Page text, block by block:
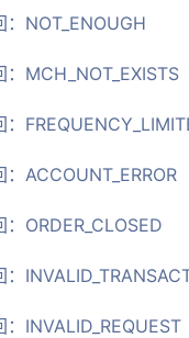
NOT_ENOUGH
MCH_NOT_EXISTS
ACCOUNT_ERROR
ORDER_CLOSED
INVALID_REQUEST